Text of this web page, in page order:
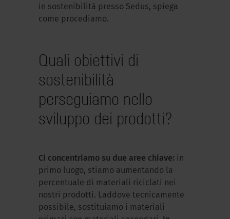
in sostenibilità presso Sedus, spiega
come procediamo.
Quali obiettivi di
sostenibilità
perseguiamo nello
sviluppo dei prodotti?
Ci concentriamo su due aree chiave: in
primo luogo, stiamo aumentando la
percentuale di materiali riciclati nei
nostri prodotti. Laddove tecnicamente
possibile, sostituiamo i materiali